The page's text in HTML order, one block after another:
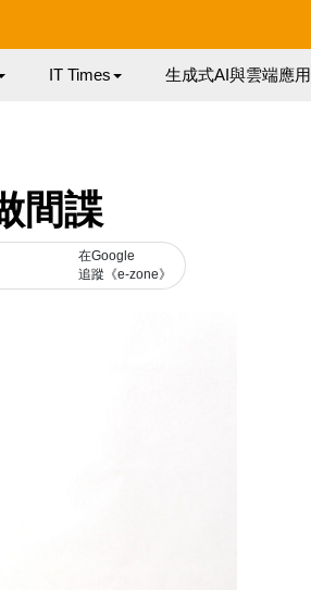
IT Times 生成式AI與雲端應用
間諜
在Google
追蹤《e-zone》